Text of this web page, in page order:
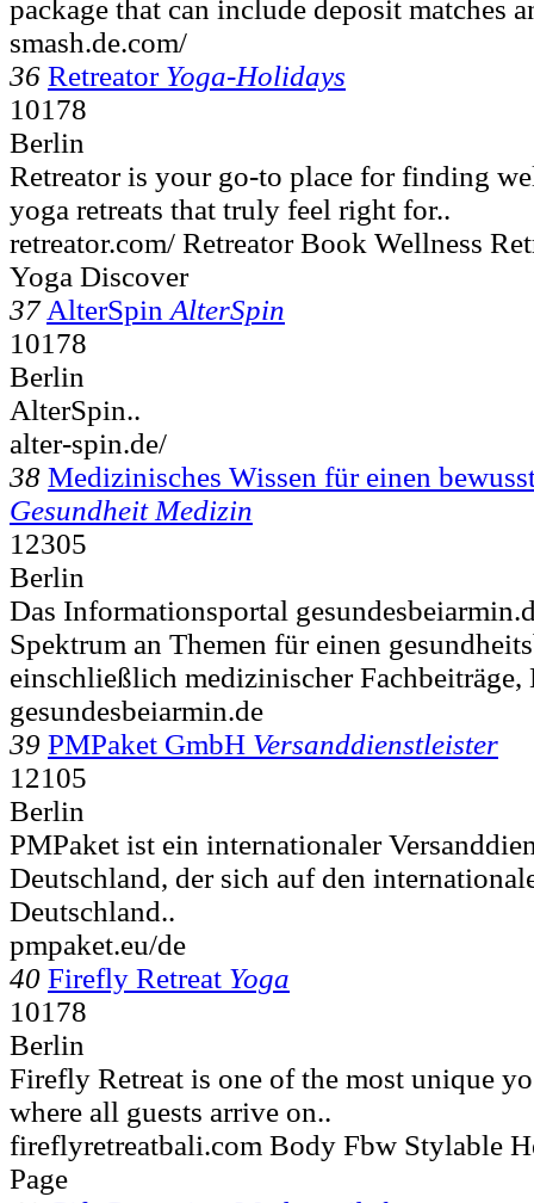
package that can include deposit matches
smash.de.com/
36 Retreator Yoga-Holidays
10178
Berlin
Retreator is your go-to place for finding
yoga retreats that truly feel right for..
retreator.com/ Retreator Book Wellness
Yoga Discover
37 AlterSpin AlterSpin
10178
Berlin
AlterSpin..
alter-spin.de/
38 Medizinisches Wissen für einen
Gesundheit Medizin
12305
Berlin
Das Informationsportal
Spektrum an Themen für einen
einschließlich medizinischer Fachbeiträge,
gesundesbeiarmin.de
39 PMPaket GmbH Versanddienstleister
12105
Berlin
PMPaket ist ein internationaler
Deutschland, der sich auf den
Deutschland..
pmpaket.eu/de
40 Firefly Retreat Yoga
10178
Berlin
Firefly Retreat is one of the most unique
where all guests arrive on..
fireflyretreatbali.com Body Fbw Stylable
Page